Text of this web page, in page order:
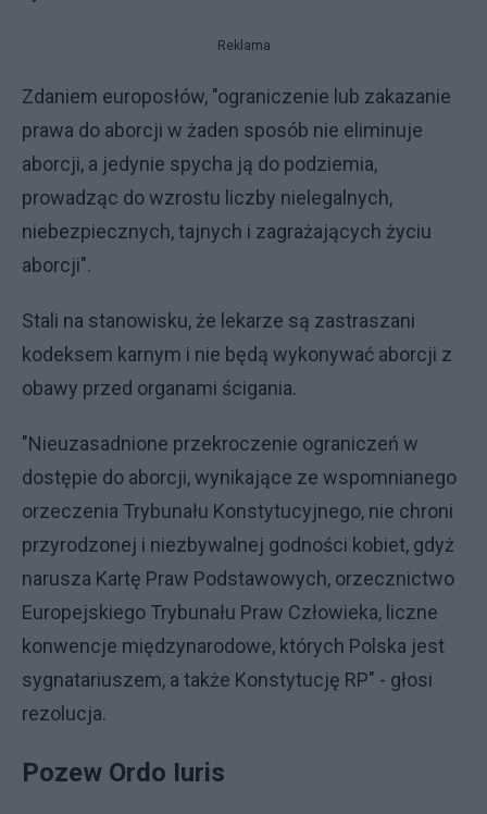
Reklama
Zdaniem europosłów, "ograniczenie lub zakazanie
prawa do aborcji w żaden sposób nie eliminuje
aborcji, a jedynie spycha ją do podziemia,
prowadząc do wzrostu liczby nielegalnych,
niebezpiecznych, tajnych i zagrażających życiu
aborcji".
Stali na stanowisku, że lekarze są zastraszani
kodeksem karnym i nie będą wykonywać aborcji z
obawy przed organami ścigania.
"Nieuzasadnione przekroczenie ograniczeń w
dostępie do aborcji, wynikające ze wspomnianego
orzeczenia Trybunału Konstytucyjnego, nie chroni
przyrodzonej i niezbywalnej godności kobiet, gdyż
narusza Kartę Praw Podstawowych, orzecznictwo
Europejskiego Trybunału Praw Człowieka, liczne
konwencje międzynarodowe, których Polska jest
sygnatariuszem, a także Konstytucję RP" - głosi
rezolucja.
Pozew Ordo Iuris